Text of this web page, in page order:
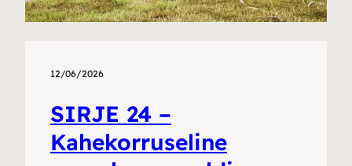
12/06/2026
SIRJE 24 –
Kahekorruseline